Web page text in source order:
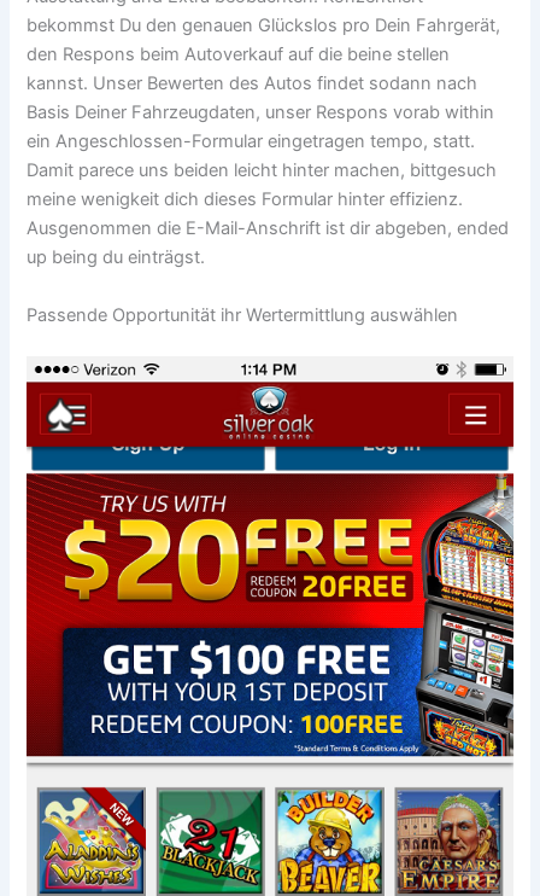
bekommst Du den genauen Glückslos pro Dein Fahrgerät,
den Respons beim Autoverkauf auf die beine stellen
kannst. Unser Bewerten des Autos findet sodann nach
Basis Deiner Fahrzeugdaten, unser Respons vorab within
ein Angeschlossen-Formular eingetragen tempo, statt.
Damit parece uns beiden leicht hinter machen, bittgesuch
meine wenigkeit dich dieses Formular hinter effizienz.
Ausgenommen die E-Mail-Anschrift ist dir abgeben, ended
up being du einträgst.
Passende Opportunität ihr Wertermittlung auswählen